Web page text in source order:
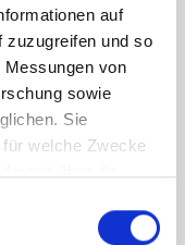
auf
zuzugreifen und so
Messungen von
sowie
Sie
welche Zwecke